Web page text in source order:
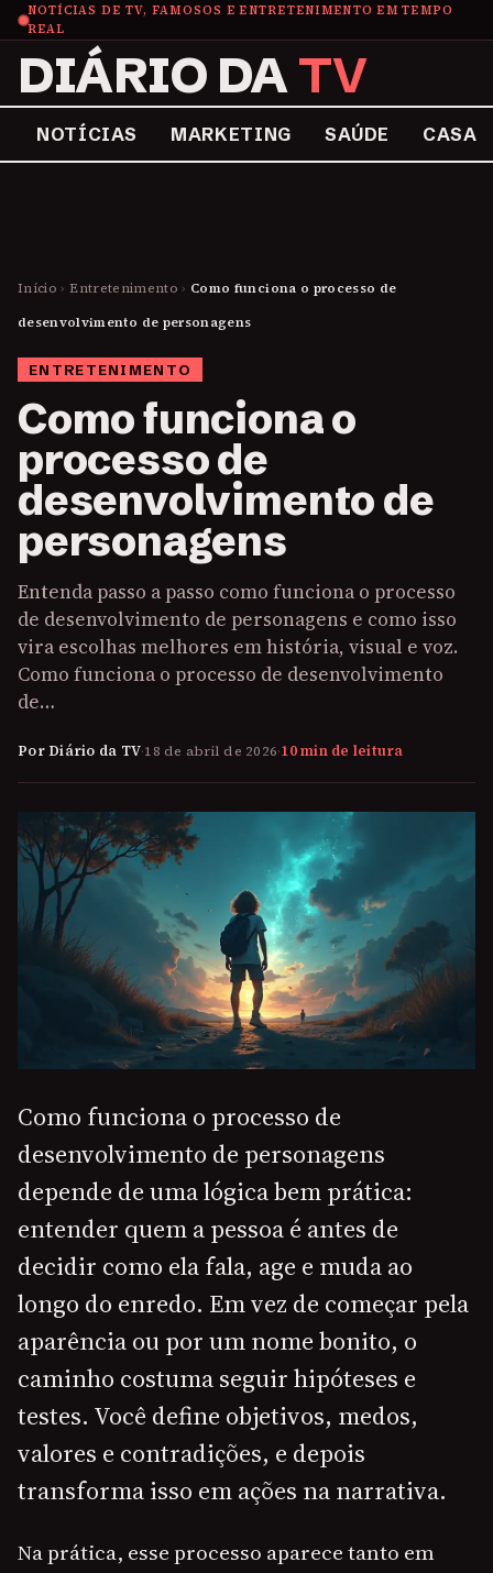
NOTÍCIAS DE TV, FAMOSOS E ENTRETENIMENTO EM TEMPO
REAL
DIÁRIO DATV
NOTÍCIAS MARKETING SAÚDE CASA
Início › Entretenimento › Como funciona o processo de
desenvolvimento de personagens
ENTRETENIMENTO
Como funciona o
processo de
desenvolvimento de
personagens
Entenda passo a passo como funciona o processo
de desenvolvimento de personagens e como isso
vira escolhas melhores em história, visual e voz.
Como funciona o processo de desenvolvimento
de…
Por Diário da TV·18 de abril de 2026·10 min de leitura
Como funciona o processo de
desenvolvimento de personagens
depende de uma lógica bem prática:
entender quem a pessoa é antes de
decidir como ela fala, age e muda ao
longo do enredo. Em vez de começar pela
aparência ou por um nome bonito, o
caminho costuma seguir hipóteses e
testes. Você define objetivos, medos,
valores e contradições, e depois
transforma isso em ações na narrativa.
Na prática, esse processo aparece tanto em